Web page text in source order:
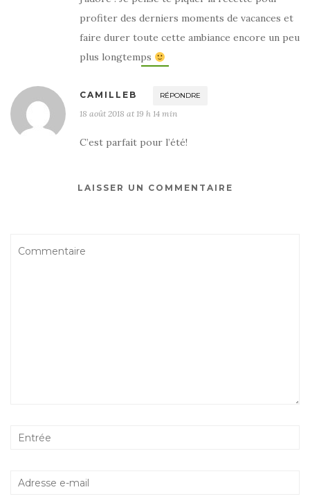
profiter des derniers moments de vacances et
faire durer toute cette ambiance encore un peu
plus longtemps
CAMILLEB RÉPONDRE
18 août 2018 at 19 h 14 min
C’est parfait pour l’été!
LAISSER UN COMMENTAIRE